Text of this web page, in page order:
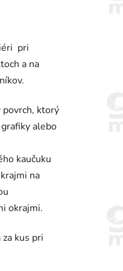
pri
a na
ktorý
alebo
kaučuku
na
okrajmi.
kus pri